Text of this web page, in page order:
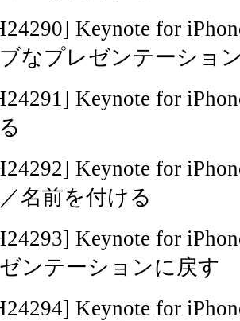
] Keynote for
なプレゼンテーショ
] Keynote for
] Keynote for
名前を付ける
] Keynote for
ンテーションに戻す
] Keynote for